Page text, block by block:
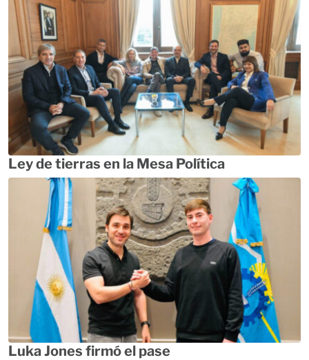
Ley de tierras en la Mesa Política
Luka Jones firmó el pase